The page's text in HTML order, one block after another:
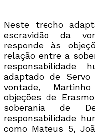
Neste trecho
escravidão da
responde às
relação entre a
responsabilidade
adaptado de
vontade,
objeções de
soberania de
responsabilidade
como Mateus 5,